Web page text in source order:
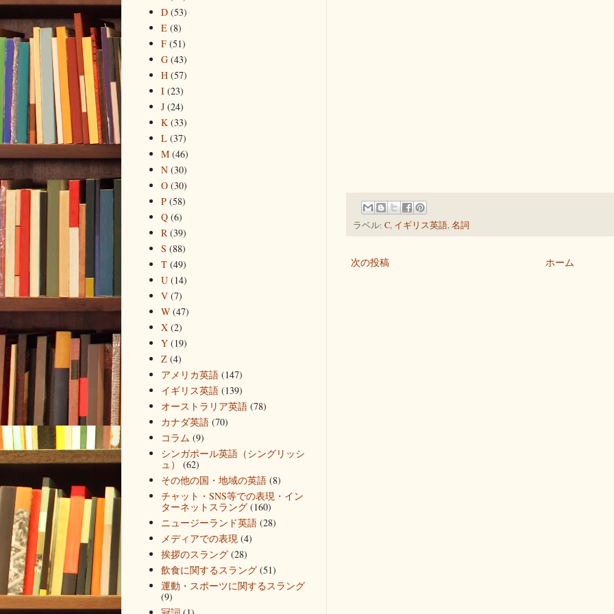
ラベル: C, イギリス英語,名詞
次の投稿 ホーム
D (53)
E (8)
F (51)
G (43)
H (57)
I (23)
J (24)
K (33)
L (37)
M (46)
N (30)
O (30)
P (58)
Q (6)
R (39)
S (88)
T (49)
U (14)
V (7)
W (47)
X (2)
Y (19)
Z (4)
アメリカ英語 (147)
イギリス英語 (139)
オーストラリア英語 (78)
カナダ英語 (70)
コラム (9)
シンガポール英語（シングリッシ
ュ）
(62)
その他の国・地域の英語 (8)
チャット・SNS等での表現・イン
ターネットスラング (160)
ニュージーランド英語 (28)
メディアでの表現 (4)
挨拶のスラング (28)
飲食に関するスラング (51)
運動・スポーツに関するスラング
(9)